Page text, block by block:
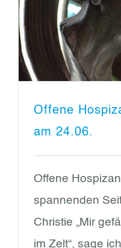
Offene
am 24.06.
Offene
spannenden
Christie „Mir
im Zelt“, sage